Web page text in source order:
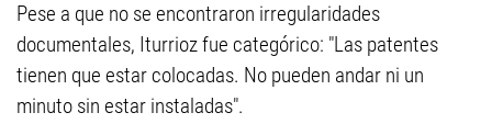
Pese a que no se encontraron irregularidades
documentales, Iturrioz fue categórico: "Las patentes
tienen que estar colocadas. No pueden andar ni un
minuto sin estar instaladas".